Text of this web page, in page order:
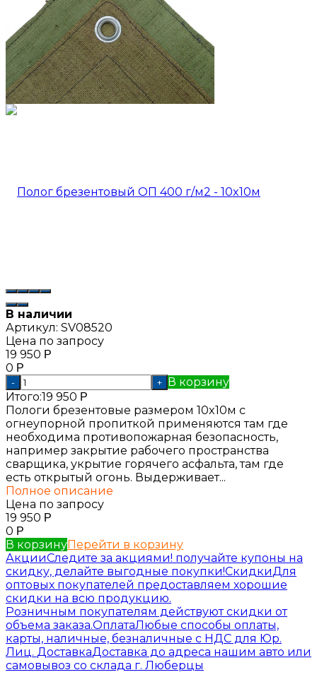
В наличии
Артикул: SV08520
Цена по запросу
19 950 Р
0 Р
- + В корзину
Итого:19 950 Р
Пологи брезентовые размером 10x10м с
огнеупорной пропиткой применяются там где
необходима противопожарная безопасность,
например закрытие рабочего пространства
сварщика, укрытие горячего асфальта, там где
есть открытый огонь. Выдерживает...
Полное описание
Цена по запросу
19 950 Р
0 Р
В корзинуПерейти в корзину
АкцииСледите за акциями! получайте купоны на
скидку, делайте выгодные покупки!СкидкиДля
оптовых покупателей предоставляем хорошие
скидки на всю продукцию.
Розничным покупателям действуют скидки от
объема заказа.ОплатаЛюбые способы оплаты,
карты, наличные, безналичные с НДС для Юр.
Лиц. ДоставкаДоставка до адреса нашим авто или
самовывоз со склада г. Люберцы